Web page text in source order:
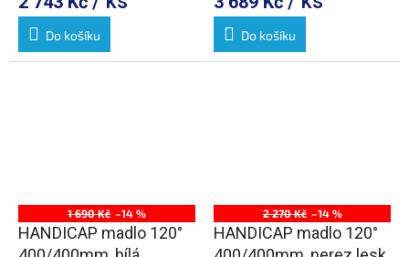
Do košíku Do košíku
1 690 Kč –14 %
HANDICAP madlo 120°
2 270 Kč –14 %
HANDICAP madlo 120°